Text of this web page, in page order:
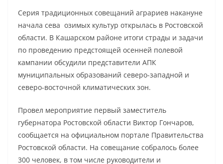
Серия традиционных совещаний аграриев накануне
начала сева озимых культур открылась в Ростовской
области. В Кашарском районе итоги страды и задачи
по проведению предстоящей осенней полевой
кампании обсудили представители АПК
муниципальных образований северо-западной и
северо-восточной климатических зон.
Провел мероприятие первый заместитель
губернатора Ростовской области Виктор Гончаров,
сообщается на официальном портале Правительства
Ростовской области. На совещание собралось более
300 человек, в том числе руководители и